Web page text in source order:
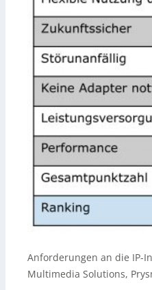
Anforderungen an die IP-
Multimedia Solutions,